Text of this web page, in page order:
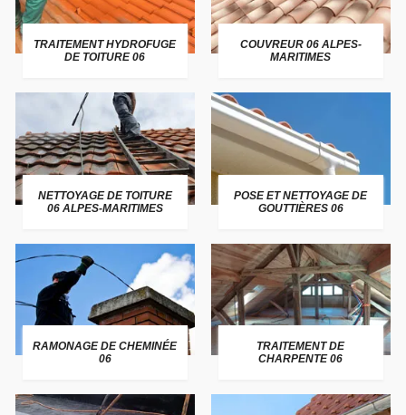
TRAITEMENT HYDROFUGE
DE TOITURE 06
COUVREUR 06 ALPES-
MARITIMES
NETTOYAGE DE TOITURE
06 ALPES-MARITIMES
POSE ET NETTOYAGE DE
GOUTTIÈRES 06
RAMONAGE DE CHEMINÉE
06
TRAITEMENT DE
CHARPENTE 06